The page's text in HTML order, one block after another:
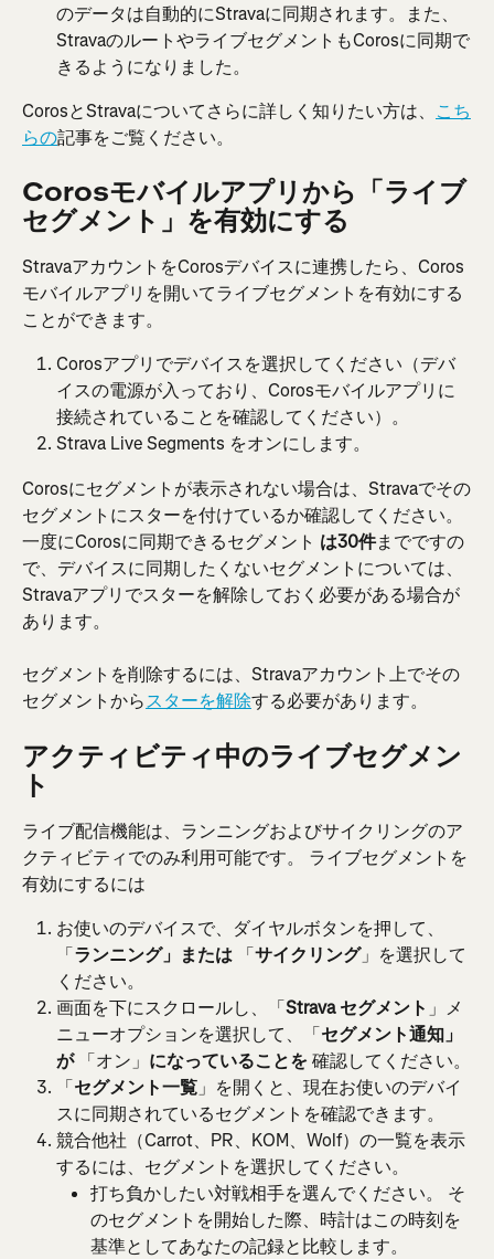
のデータは自動的にStravaに同期されます。また、
StravaのルートやライブセグメントもCorosに同期で
きるようになりました。
CorosとStravaについてさらに詳しく知りたい方は、 こち
らの記事をご覧ください。
Corosモバイルアプリから「ライブ
セグメント」を有効にする
StravaアカウントをCorosデバイスに連携したら、Coros
モバイルアプリを開いてライブセグメントを有効にする
ことができます。
Corosアプリでデバイスを選択してください（デバ
イスの電源が入っており、Corosモバイルアプリに
接続されていることを確認してください）。
Strava Live Segments をオンにします。
Corosにセグメントが表示されない場合は、Stravaでその
セグメントにスターを付けているか確認してください。
一度にCorosに同期できるセグメント は30件までですの
で、デバイスに同期したくないセグメントについては、
Stravaアプリでスターを解除しておく必要がある場合が
あります。
セグメントを削除するには、Stravaアカウント上でその
セグメントからスターを解除する必要があります。
アクティビティ中のライブセグメン
ト
ライブ配信機能は、ランニングおよびサイクリングのア
クティビティでのみ利用可能です。 ライブセグメントを
有効にするには
お使いのデバイスで、ダイヤルボタンを押して、
「ランニング」または 「サイクリング」を選択して
ください。
画面を下にスクロールし、「Strava セグメント 」メ
ニューオプションを選択して、「セグメント通知」
が 「オン」 になっていることを 確認してください。
「セグメント一覧 」を開くと、現在お使いのデバイ
スに同期されているセグメントを確認できます。
競合他社（Carrot、PR、KOM、Wolf）の一覧を表示
するには、セグメントを選択してください。
打ち負かしたい対戦相手を選んでください。 そ
のセグメントを開始した際、時計はこの時刻を
基準としてあなたの記録と比較します。